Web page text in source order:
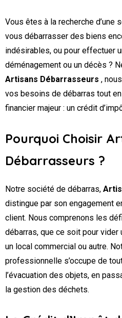
Vous êtes à la recherche
vous débarrasser des biens
indésirables, ou pour effectuer
déménagement ou un décès ?
Artisans Débarrasseurs ,
vos besoins de débarras tout
financier majeur : un crédit
Pourquoi Choisir
Débarrasseurs ?
Notre société de débarras,
distingue par son engagement
client. Nous comprenons les
débarras, que ce soit pour vider
un local commercial ou autre.
professionnelle s’occupe de
l’évacuation des objets, en
la gestion des déchets.